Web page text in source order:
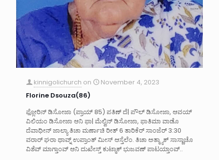
kinnigolichurch on
November 4, 2023
Florine Dsouza(86)
ಫ್ಲೋರಿನ್ ಡಿಸೋಜಾ (ಪ್ರಾಯ್ 85) ಪತಿಣ್ ದೆ| ಪೌಲ್ ಡಿಸೋಜಾ, ಆವಯ್
ವಿಲಿಯಂ ಡಿಸೋಜಾ ಆನಿ ಫಾ| ಮೆಲ್ವಿನ್ ಡಿಸೋಜಾ, ಫಾತಿಮಾ ವಾಡೊ
ದೆವಾಧೀನ್ ಜಾಲ್ಯಾ ತಿಚಾ ಮರ್ಣಾಚಿ ರೀತ್ 6 ತಾರಿಕೆರ್ ಸಾಂಜೆರ್ 3:30
ವರಾರ್ ಘರಾ ಥಾವ್ನ್ ಉಪ್ರಾಂತ್ ಮೀಸ್ ಆಸ್ತೆಲೆಂ. ತಿಚಾ ಅತ್ಮ್ಯಾಕ್ ಸಾಸ್ಣಾಚೊ
ವಿಶೆವ್ ಮಾಗ್ತಾಂವ್ ಆನಿ ದುಖೇಸ್ತ್ ಕುಟ್ಮಾಕ್ ಭುಜವಣ್ ಪಾಟಯ್ತಾಂವ್..